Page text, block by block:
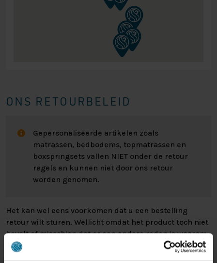
ONS RETOURBELEID
Gepersonaliseerde artikelen zoals
matrassen, bedbodems, topmatrassen en
boxspringsets vallen NIET onder de retour
regels en kunnen niet door ons retour
worden genomen.
Het kan wel eens voorkomen dat u een bestelling
retour wilt sturen. Wellicht omdat het product toch niet
bevalt of misschien dat er een andere reden is waarom
u de bestelling toch niet zou willen hebben. Wat de